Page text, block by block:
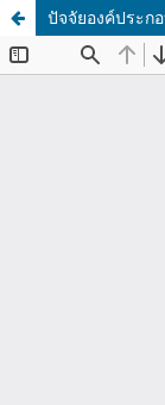
ปัจจัยองค์ประก